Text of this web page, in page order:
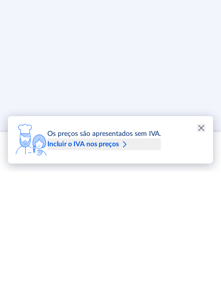
Os preços são apresentados sem IVA.
Incluir o IVA nos preços